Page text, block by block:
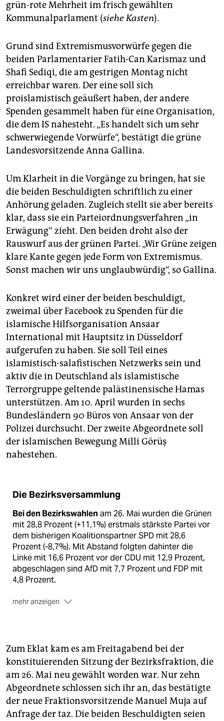
grün-rote Mehrheit im frisch gewählten
Kommunalparlament (siehe Kasten).
Grund sind Extremismusvorwürfe gegen die
beiden Parlamentarier Fatih-Can Karismaz und
Shafi Sediqi, die am gestrigen Montag nicht
erreichbar waren. Der eine soll sich
proislamistisch geäußert haben, der andere
Spenden gesammelt haben für eine Organisation,
die dem IS nahesteht. „Es handelt sich um sehr
schwerwiegende Vorwürfe“, bestätigt die grüne
Landesvorsitzende Anna Gallina.
Um Klarheit in die Vorgänge zu bringen, hat sie
die beiden Beschuldigten schriftlich zu einer
Anhörung geladen. Zugleich stellt sie aber bereits
klar, dass sie ein Parteiordnungsverfahren „in
Erwägung“ zieht. Den beiden droht also der
Rauswurf aus der grünen Partei. „Wir Grüne zeigen
klare Kante gegen jede Form von Extremismus.
Sonst machen wir uns unglaubwürdig“, so Gallina.
Konkret wird einer der beiden beschuldigt,
zweimal über Facebook zu Spenden für die
islamische Hilfsorganisation Ansaar
International mit Hauptsitz in Düsseldorf
aufgerufen zu haben. Sie soll Teil eines
islamistisch-salafistischen Netzwerks sein und
aktiv die in Deutschland als islamistische
Terrorgruppe geltende palästinensische Hamas
unterstützen. Am 10. April wurden in sechs
Bundesländern 90 Büros von Ansaar von der
Polizei durchsucht. Der zweite Abgeordnete soll
der islamischen Bewegung Milli Görüş
nahestehen.
Die Bezirksversammlung
Bei den Bezirkswahlenam 26. Mai wurden die Grünen
mit 28,8 Prozent (+11,1%) erstmals stärkste Partei vor
dem bisherigen Koalitionspartner SPD mit 28,6
Prozent (-8,7%). Mit Abstand folgten dahinter die
Linke mit 16,6 Prozent vor der CDU mit 12,9 Prozent,
abgeschlagen sind AfD mit 7,7 Prozent und FDP mit
4,8 Prozent.
mehr anzeigen
Mehrheit im 51-köpfigen Bezirksparlament. Linke (8
Mandate), CDU (6) AfD (4) und FDP (3) kommen
zusammen auf 21 Sitze.
Zum Eklat kam es am Freitagabend bei der
konstituierenden Sitzung der Bezirksfraktion, die
am 26. Mai neu gewählt worden war. Nur zehn
Abgeordnete schlossen sich ihr an, das bestätigte
der neue Fraktionsvorsitzende Manuel Muja auf
Anfrage der taz. Die beiden Beschuldigten seien